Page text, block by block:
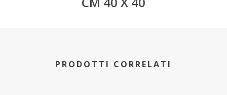
PRODOTTI CORRELATI